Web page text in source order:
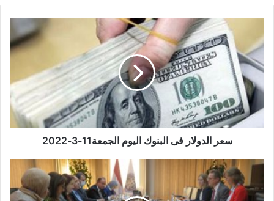
الدولار
فى
البنوك
اليوم
2022
سعر الدولار فى البنوك اليوم الجمعة11-3-2022
معيط
لسفير
ألمانيا: